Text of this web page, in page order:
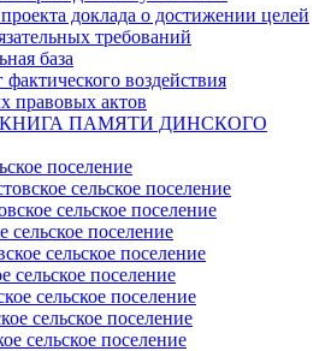
доклада о достижении целей
требований
база
воздействия
правовых актов
ПАМЯТИ ДИНСКОГО
поселение
сельское поселение
сельское поселение
сельское поселение
сельское поселение
сельское поселение
сельское поселение
сельское поселение
сельское поселение